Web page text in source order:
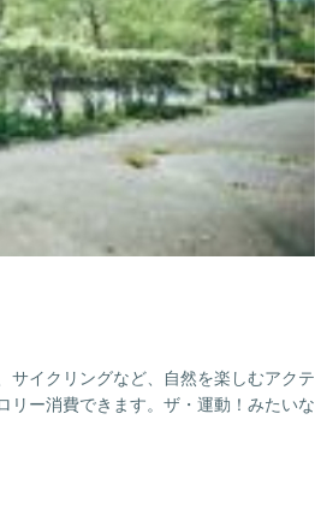
サイクリングなど、自然を楽しむアクテ
リー消費できます。ザ・運動！みたいな